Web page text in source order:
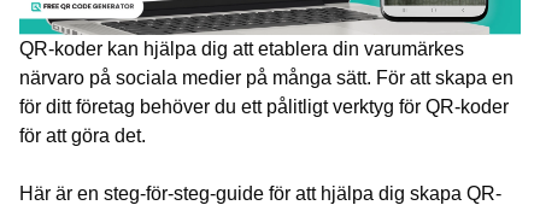
QR-koder kan hjälpa dig att etablera din varumärkes
närvaro på sociala medier på många sätt. För att skapa en
för ditt företag behöver du ett pålitligt verktyg för QR-koder
för att göra det.
Här är en steg-för-steg-guide för att hjälpa dig skapa QR-